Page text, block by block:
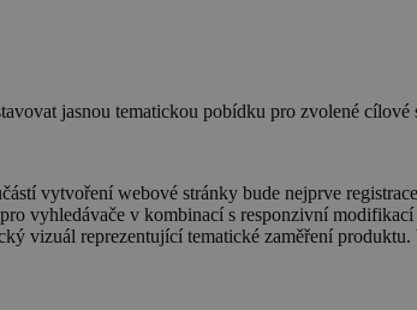
jasnou tematickou pobídku pro zvolené cílové
vytvoření webové stránky bude nejprve
vyhledávače v kombinací s responzivní
vizuál reprezentující tematické zaměření